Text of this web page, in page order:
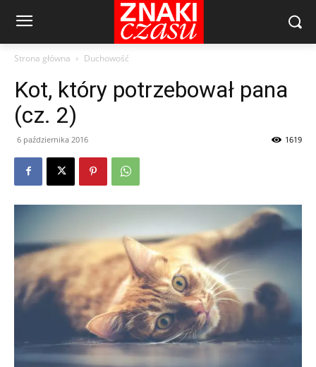
Strona główna Duchowość
Kot, który potrzebował pana
(cz. 2)
6 października 2016 1619